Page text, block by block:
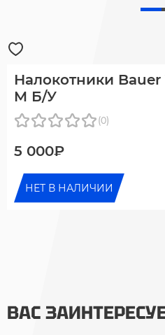
Налокотники Bauer
M Б/У
(0)
5 000₽
НЕТ В НАЛИЧИИ
ВАС